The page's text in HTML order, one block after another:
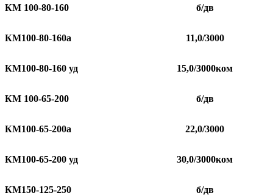
КМ 100-80-160 б/дв
КМ100-80-160а 11,0/3000
КМ100-80-160 уд 15,0/3000ком
КМ 100-65-200 б/дв
КМ100-65-200а 22,0/3000
КМ100-65-200 уд 30,0/3000ком
КМ150-125-250 б/дв